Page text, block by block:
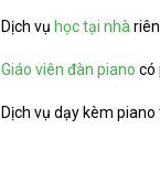
Dịch vụ học tại nhà
Giáo viên đàn piano có
Dịch vụ dạy kèm